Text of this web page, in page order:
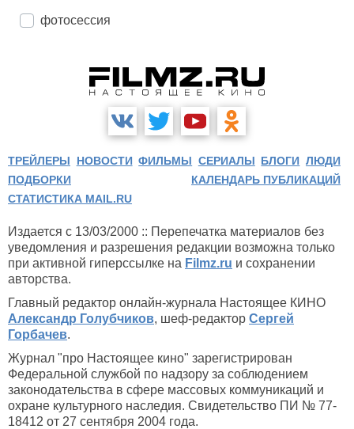
фотосессия
ТРЕЙЛЕРЫ НОВОСТИ ФИЛЬМЫ СЕРИАЛЫ БЛОГИ ЛЮДИ
ПОДБОРКИ
КАЛЕНДАРЬ ПУБЛИКАЦИЙ
СТАТИСТИКА MAIL.RU
Издается с 13/03/2000 :: Перепечатка материалов без
уведомления и разрешения редакции возможна только
при активной гиперссылке на Filmz.ru и сохранении
авторства.
Главный редактор онлайн-журнала Настоящее КИНО
Александр Голубчиков, шеф-редактор Сергей
Горбачев.
Журнал "про Настоящее кино" зарегистрирован
Федеральной службой по надзору за соблюдением
законодательства в сфере массовых коммуникаций и
охране культурного наследия. Свидетельство ПИ № 77-
18412 от 27 сентября 2004 года.